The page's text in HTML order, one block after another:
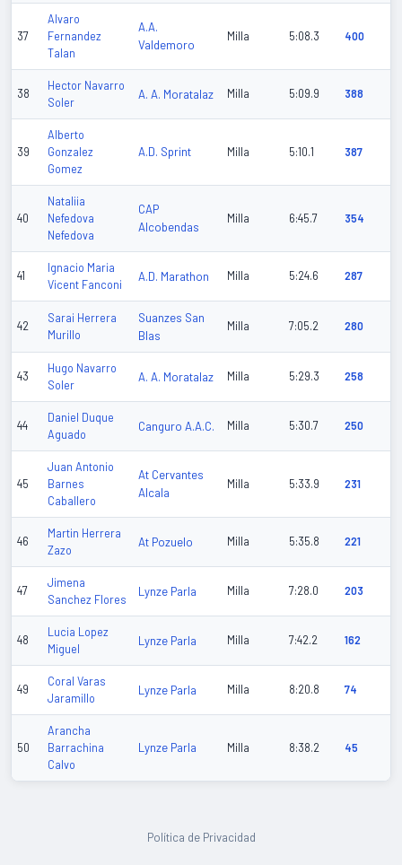
37
Alvaro
Fernandez
Talan
A.A.
Valdemoro
Milla 5:08.3 400
38
Hector Navarro
Soler
A. A. Moratalaz Milla 5:09.9 388
39
Alberto
Gonzalez
Gomez
A.D. Sprint Milla 5:10.1 387
40
Nataliia
Nefedova
Nefedova
CAP
Alcobendas
Milla 6:45.7 354
41
Ignacio Maria
Vicent Fanconi
A.D. Marathon Milla 5:24.6 287
42
Sarai Herrera
Murillo
Suanzes San
Blas
Milla 7:05.2 280
43
Hugo Navarro
Soler
A. A. Moratalaz Milla 5:29.3 258
44
Daniel Duque
Aguado
Canguro A.A.C. Milla 5:30.7 250
45
Juan Antonio
Barnes
Caballero
At Cervantes
Alcala
Milla 5:33.9 231
46
Martin Herrera
Zazo
At Pozuelo Milla 5:35.8 221
47
Jimena
Sanchez Flores
Lynze Parla Milla 7:28.0 203
48
Lucia Lopez
Miguel
Lynze Parla Milla 7:42.2 162
49
Coral Varas
Jaramillo
Lynze Parla Milla 8:20.8 74
50
Arancha
Barrachina
Calvo
Lynze Parla Milla 8:38.2 45
Política de Privacidad